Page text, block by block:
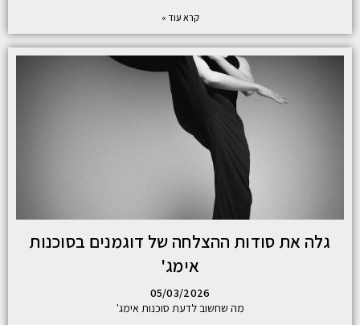
קרא עוד »
גלה את סודות ההצלחה של דוגמנים בסוכנות
אימג'
05/03/2026
מה שחשוב לדעת סוכנות אימג'